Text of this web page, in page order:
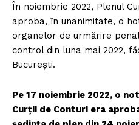
În noiembrie 2022, Plenul
aproba, în unanimitate, o
organelor de urmărire
control din luna mai 2022,
București.
Pe 17 noiembrie 2022, o
Curții de Conturi era